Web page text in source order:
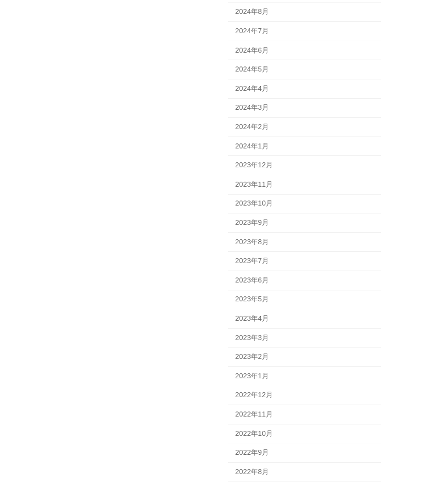
2024年8月
2024年7月
2024年6月
2024年5月
2024年4月
2024年3月
2024年2月
2024年1月
2023年12月
2023年11月
2023年10月
2023年9月
2023年8月
2023年7月
2023年6月
2023年5月
2023年4月
2023年3月
2023年2月
2023年1月
2022年12月
2022年11月
2022年10月
2022年9月
2022年8月